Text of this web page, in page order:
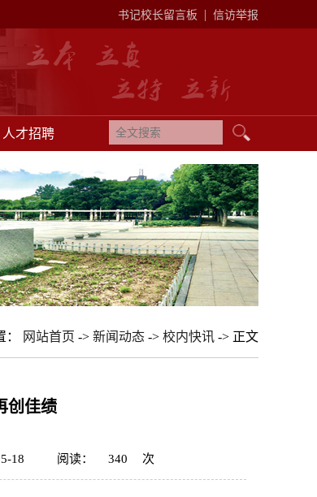
书记校长留言板 | 信访举报
人才招聘
： 网站首页 -> 新闻动态 -> 校内快讯 -> 正文
创佳绩
18 阅读： 340 次